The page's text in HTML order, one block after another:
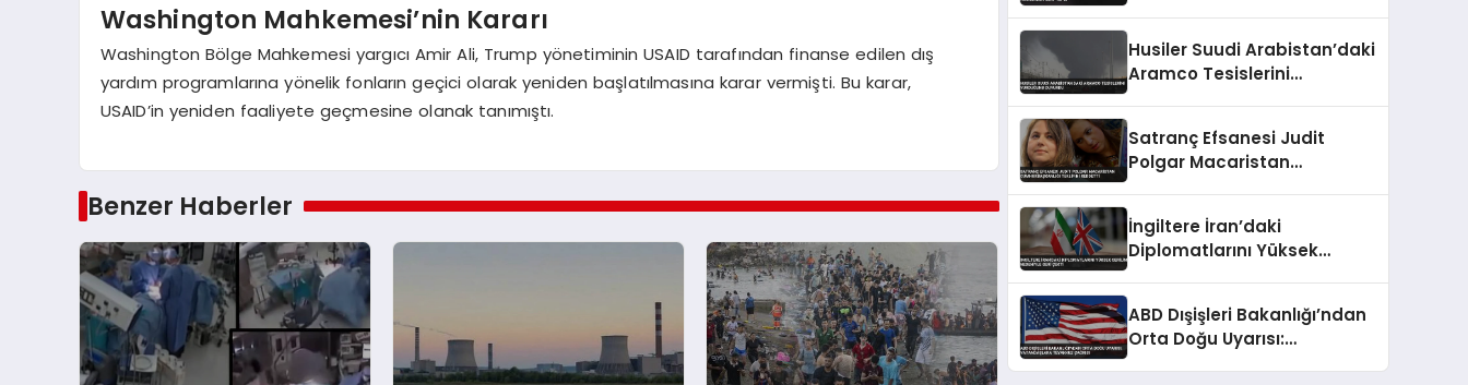
Washington Mahkemesi’nin Kararı
Washington Bölge Mahkemesi yargıcı Amir Ali, Trump yönetiminin USAID tarafından finanse edilen dış
yardım programlarına yönelik fonların geçici olarak yeniden başlatılmasına karar vermişti. Bu karar,
USAID’in yeniden faaliyete geçmesine olanak tanımıştı.
Benzer Haberler
Husiler Suudi Arabistan’daki
Aramco Tesislerini
Satranç Efsanesi Judit
Polgar Macaristan
İngiltere İran’daki
Diplomatlarını Yüksek
ABD Dışişleri Bakanlığı’ndan
Orta Doğu Uyarısı: